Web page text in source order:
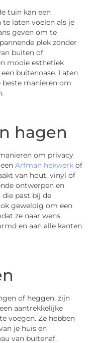
tuin kan een
laten voelen als je
geven om te
plek zonder
buiten of
mooie esthetiek
buitenoase. Laten
beste manieren om
hagen
om privacy
eenArfman hekwerk of
van hout, vinyl of
ontwerpen en
die past bij de
geweldig om een
ze naar wens
en aan alle kanten
of heggen, zijn
aantrekkelijke
voegen. Ze hebben
je huis en
van buitenaf.